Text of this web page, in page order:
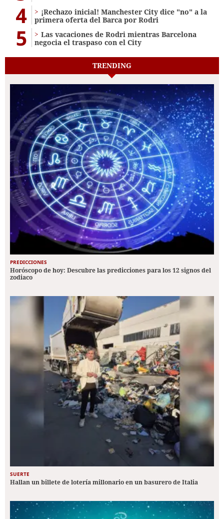
4
¡Rechazo inicial! Manchester City dice "no" a la
primera oferta del Barca por Rodri
5
Las vacaciones de Rodri mientras Barcelona
negocia el traspaso con el City
TRENDING
PREDICCIONES
Horóscopo de hoy: Descubre las predicciones para los 12 signos del
zodiaco
SUERTE
Hallan un billete de lotería millonario en un basurero de Italia